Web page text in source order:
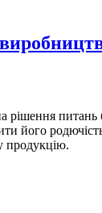
рішення
його
продукцію.